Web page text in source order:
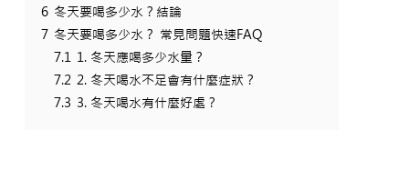
6 冬天要喝多少水？結論
7 冬天要喝多少水？ 常見問題快速FAQ
7.1 1. 冬天應喝多少水量？
7.2 2. 冬天喝水不足會有什麼症狀？
7.3 3. 冬天喝水有什麼好處？